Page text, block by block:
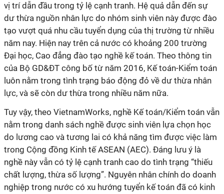
vị trí dẫn đầu trong tỷ lệ cạnh tranh. Hệ quả dẫn đến sự
dư thừa nguồn nhân lực do nhóm sinh viên này được đào
tạo vượt quá nhu cầu tuyển dụng của thị trường từ nhiều
năm nay. Hiện nay trên cả nước có khoảng 200 trường
Đại học, Cao đẳng đào tạo nghề kế toán. Theo thông tin
của Bộ GD&ĐT công bố từ năm 2016, Kế toán-Kiểm toán
luôn nằm trong tình trạng báo động đỏ về dư thừa nhân
lực, và sẽ còn dư thừa trong nhiều năm nữa.
Tuy vậy, theo VietnamWorks, nghề Kế toán/Kiểm toán vẫn
nằm trong danh sách nghề được sinh viên lựa chọn học
do lương cao và tương lai có khả năng tìm được việc làm
trong Cộng đồng Kinh tế ASEAN (AEC). Đáng lưu ý là
nghề này vẫn có tỷ lệ cạnh tranh cao do tình trạng “thiếu
chất lượng, thừa số lượng”. Nguyên nhân chính do doanh
nghiệp trong nước có xu hướng tuyển kế toán đã có kinh